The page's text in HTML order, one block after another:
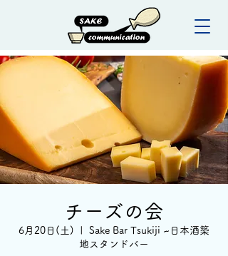
チーズの会
6月20日(土)
Sake Bar Tsukiji ~日本酒築
地スタンドバー